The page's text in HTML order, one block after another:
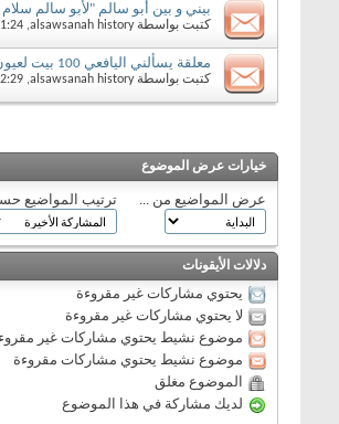
بيني و بين أبو سالم "لأبو سالم
كتبت بواسطةalsawsanah history
‏, 04-20-2015 01:24 PM
معلقة يسألني اليافعي 100 بيت لعيون الشاعر أبو سالم رحمة الله عليه
كتبت بواسطةalsawsanah history
‏, 04-20-2015 12:29 PM
خيارات عرض الموضوع
عرض المواضيع من ... ترتيب المواضيع
دلالات الأيقونات
يحتوي مشاركات غير مقروءة
لا يحتوي مشاركات غير مقروءة
موضوع نشيط يحتوي مشاركات غير
موضوع نشيط يحتوي مشاركات مقروءة
الموضوع مغلق
لديك مشاركة في هذا الموضوع